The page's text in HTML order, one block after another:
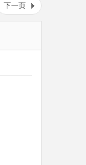
下一页